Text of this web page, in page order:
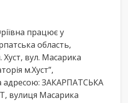
працює у
область,
вул. Масарика
м.Хуст”,
адресою: ЗАКАРПАТСЬКА
вулиця Масарика